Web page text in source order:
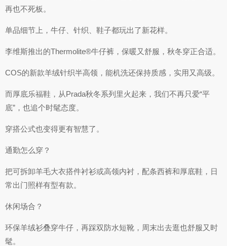
再也不死板。
单品细节上，牛仔、针织、鞋子都玩出了新花样。
李维斯推出的Thermolite®牛仔裤，保暖又舒服，秋冬穿正合适。
COS的新款羊绒针织半高领，能机洗还保持质感，实用又高级。
而厚底乐福鞋，从Prada秋冬系列里火起来，我们不再只爱“平
底”，也追个时髦态度。
穿搭公式也变得更有智慧了。
通勤怎么穿？
把可拆卸羊毛大衣搭件衬衫或高领内衬，配条西裤和厚底鞋，日
常出门照样有型有款。
休闲场合？
环保羊绒衫叠穿牛仔，再踩双防水短靴，周末出去逛也舒服又时
髦。